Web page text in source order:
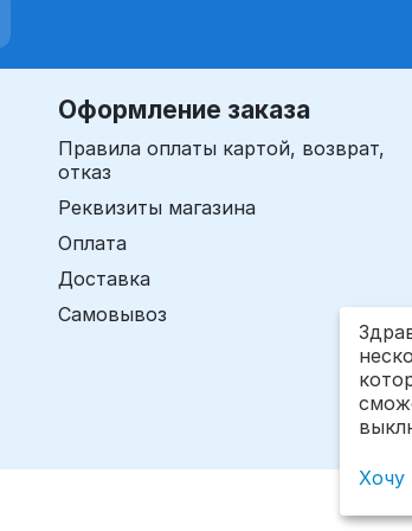
Оформление заказа
Правила оплаты картой, возврат,
отказ
Реквизиты магазина
Оплата
Доставка
Самовывоз
Хочу